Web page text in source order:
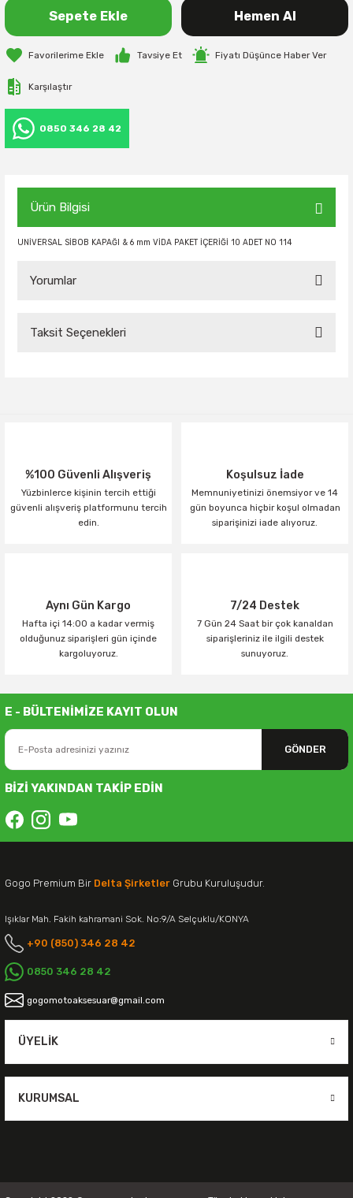
Sepete Ekle Hemen Al
Tavsiye Et Fiyatı Düşünce Haber Ver
Karşılaştır
0850 346 28 42
Ürün Bilgisi
UNİVERSAL SİBOB KAPAĞI & 6 mm VİDA PAKET İÇERİĞİ 10 ADET NO 114
Yorumlar
Taksit Seçenekleri
%100 Güvenli Alışveriş
Yüzbinlerce kişinin tercih ettiği
güvenli alışveriş platformunu tercih
edin.
Koşulsuz İade
Memnuniyetinizi önemsiyor ve 14
gün boyunca hiçbir koşul olmadan
siparişinizi iade alıyoruz.
Aynı Gün Kargo
Hafta içi 14:00 a kadar vermiş
olduğunuz siparişleri gün içinde
kargoluyoruz.
7/24 Destek
7 Gün 24 Saat bir çok kanaldan
siparişleriniz ile ilgili destek
sunuyoruz.
E - BÜLTENİMİZE KAYIT OLUN
GÖNDER
BİZİ YAKINDAN TAKİP EDİN
Gogo Premium Bir Delta Şirketler Grubu Kuruluşudur.
Işıklar Mah. Fakih kahramani Sok. No:9/A Selçuklu/KONYA
+90 (850) 346 28 42
0850 346 28 42
gogomotoaksesuar@gmail.com
ÜYELIK
KURUMSAL